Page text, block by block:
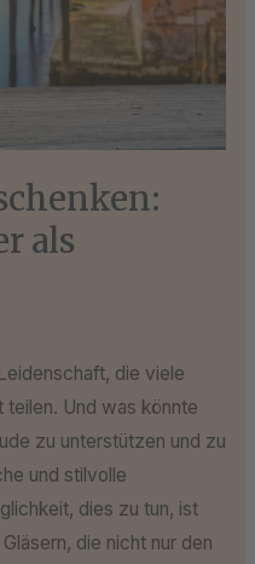
als
die viele
teilen. Und was könnte
zu unterstützen und zu
und stilvolle
dies zu tun, ist
die nicht nur den